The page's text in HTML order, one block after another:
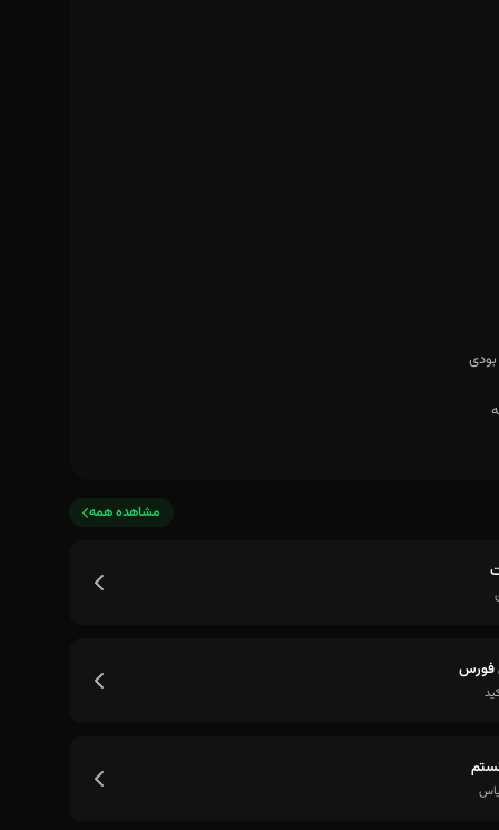
مشاهده همه
فورس